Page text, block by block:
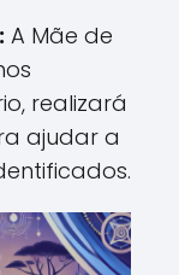
A Mãe de
realizará
ajudar a